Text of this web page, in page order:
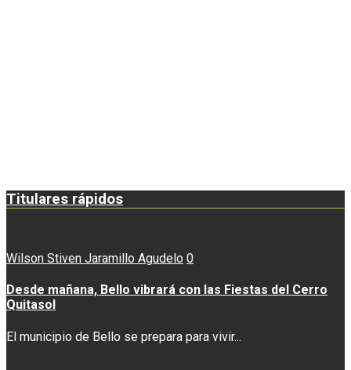
Titulares rápidos
Wilson Stiven Jaramillo Agudelo 0
Desde mañana, Bello vibrará con las Fiestas del Cerro
Quitasol
El municipio de Bello se prepara para vivir...